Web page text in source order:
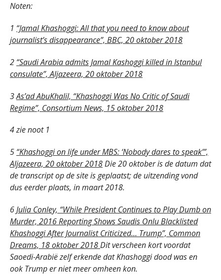
Noten:
1 “Jamal Khashoggi: All that you need to know about
journalist’s disappearance”, BBC, 20 oktober 2018
2 “Saudi Arabia admits Jamal Kashoggi killed in Istanbul
consulate”, Aljazeera, 20 oktober 2018
3As’ad AbuKhalil, “Khashoggi Was No Critic of Saudi
Regime”, Consortium News, 15 oktober 2018
4 zie noot 1
5 “Khashoggi on life under MBS: ‘Nobody dares to speak’”,
Aljazeera, 20 oktober 2018Die 20 oktober is de datum dat
de transcript op de site is geplaatst; de uitzending vond
dus eerder plaats, in maart 2018.
6Julia Conley, “While President Continues to Play Dumb on
Murder, 2016 Reporting Shows Saudis Onlu Blacklisted
Khashoggi After Journalist Criticized… Trump”, Common
Dreams, 18 oktober 2018Dit verscheen kort voordat
Saoedi-Arabië zelf erkende dat Khashoggi dood was en
ook Trump er niet meer omheen kon.